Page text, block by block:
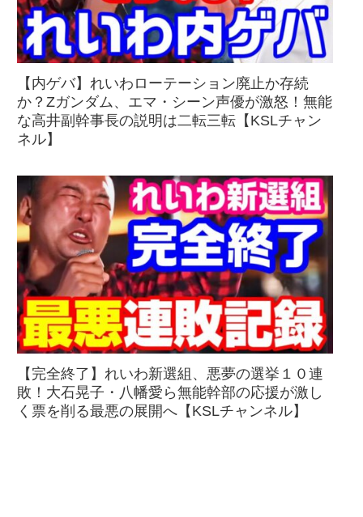
【内ゲバ】れいわローテーション廃止か存続
か？Zガンダム、エマ・シーン声優が激怒！無能
な高井副幹事長の説明は二転三転【KSLチャン
ネル】
【完全終了】れいわ新選組、悪夢の選挙１０連
敗！大石晃子・八幡愛ら無能幹部の応援が激し
く票を削る最悪の展開へ【KSLチャンネル】